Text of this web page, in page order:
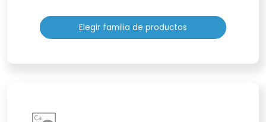
Elegir familia de productos